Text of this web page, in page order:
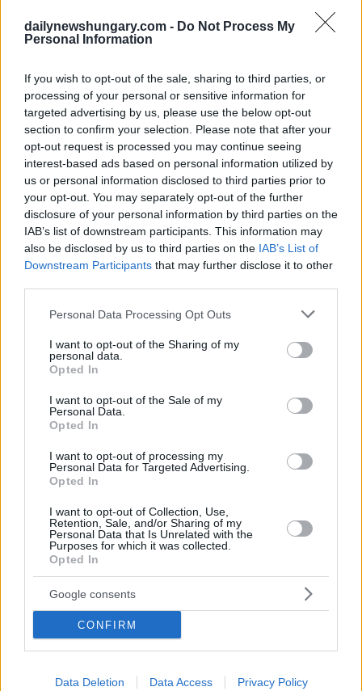
dailynewshungary.com - Do Not Process My
Personal Information
If you wish to opt-out of the sale, sharing to third parties, or
processing of your personal or sensitive information for
targeted advertising by us, please use the below opt-out
section to confirm your selection. Please note that after your
opt-out request is processed you may continue seeing
interest-based ads based on personal information utilized by
us or personal information disclosed to third parties prior to
your opt-out. You may separately opt-out of the further
disclosure of your personal information by third parties on the
IAB’s list of downstream participants. This information may
also be disclosed by us to third parties on the IAB’s List of
Downstream Participants that may further disclose it to other
Please note that this website/app uses one or more Google
not limited to your visit or usage behaviour. You may click to
grant or deny consent to Google and its third-party tags to
use your data for below specified purposes in below Google
consent section.
Personal Data Processing Opt Outs
I want to opt-out of the Sharing of my
personal data.
Opted In
I want to opt-out of the Sale of my
Personal Data.
Opted In
I want to opt-out of processing my
Personal Data for Targeted Advertising.
Opted In
I want to opt-out of Collection, Use,
Retention, Sale, and/or Sharing of my
Personal Data that Is Unrelated with the
Purposes for which it was collected.
Opted In
Google consents
CONFIRM
Data Deletion Data Access Privacy Policy
In einem Interview mit einer Tageszeitung aus Malayalam
äußerte er seine Ansichten zum KommunismusIndien heute
Sagt.
“Mein Land hat sich einst dem Kommunismus angeschlossen
Dasselbe Land hat mich später gelehrt, den Kommunismus zu
hassen,”
Die Tageszeitung zitierte ihn mit den Worten.
Tarr gab auch bekannt, dass er bis zu seinem 16. Lebensjahr
und beschloss, zurückzutreten.
“Bis jetzt habe ich keine guten Kommunisten gesehen Die
Führer nutzen den Kommunismus, um ihre kriminellen
Aktivitäten und Menschenrechtsverletzungen zu
Er fügte hinzu.
Kommunismus und Marxismus nichtIch kenne die Situation
in Kerala nicht”, sagte er.
derselben Feder und stellte die Frage, ob er jemals auf ein
Land gestoßen sei, das sich durch Kommunismus und
Sozialismus hätte entwickeln können.
“Ich habe niemanden gesehen Man könnte wohl sagen China
Aber China ist ein kapitalistisches Land”, sagte er.
Er fügte außerdem hinzu, dass es eine lange Liste von
Ländern gebe, die aufgrund des Kommunismus demütigende